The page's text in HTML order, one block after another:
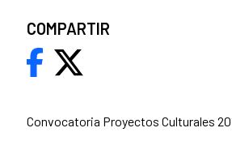
Convocatoria Proyectos Culturales
COMPARTIR